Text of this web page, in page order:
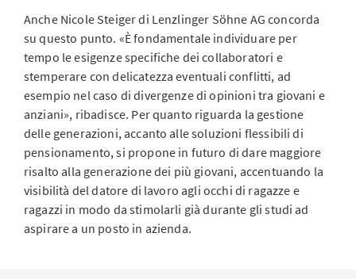
Anche Nicole Steiger di Lenzlinger Söhne AG concorda
su questo punto. «È fondamentale individuare per
tempo le esigenze specifiche dei collaboratori e
stemperare con delicatezza eventuali conflitti, ad
esempio nel caso di divergenze di opinioni tra giovani e
anziani», ribadisce. Per quanto riguarda la gestione
delle generazioni, accanto alle soluzioni flessibili di
pensionamento, si propone in futuro di dare maggiore
risalto alla generazione dei più giovani, accentuando la
visibilità del datore di lavoro agli occhi di ragazze e
ragazzi in modo da stimolarli già durante gli studi ad
aspirare a un posto in azienda.